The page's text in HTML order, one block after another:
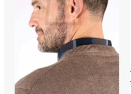
Ostoskori on tyhjä.
Takaisin kauppaan
Etsi: